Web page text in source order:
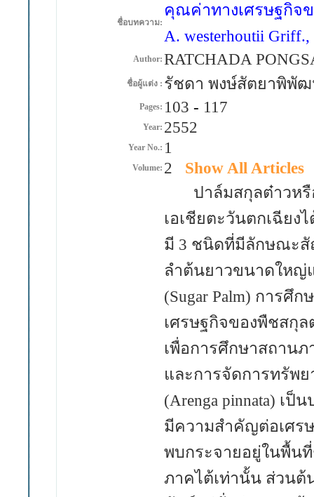
ชื่อบทความ:
คุณค่าทางเศรษฐกิจข
A. westerhoutii
Author: RATCHADA
ชื่อผู้แต่ง : รัชดา พงษ์สัตยาพิพัฒ
Pages: 103 - 117
Year: 2552
Year No.: 1
Volume: 2 Show All Articles
ปาล์มสกุลต๋าวหรือ
เอเชียตะวันตกเฉีย
มี 3 ชนิดที่มีลักษณะ
ลำต้นยาวขนาดใหญ่
(Sugar Palm) การศึ
เศรษฐกิจของพืชสกุ
เพื่อการศึกษาสถาน
และการจัดการทรัพ
(Arenga pinnata) เ
มีความสำคัญต่อเศร
พบกระจายอยู่ในพื้น
ภาคไต้เท่านั้น ส่วนต้